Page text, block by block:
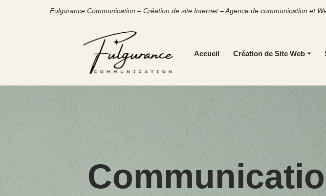
Fulgurance Communication – Création de site Internet – Agence de communication et
Accueil Création de Site Web